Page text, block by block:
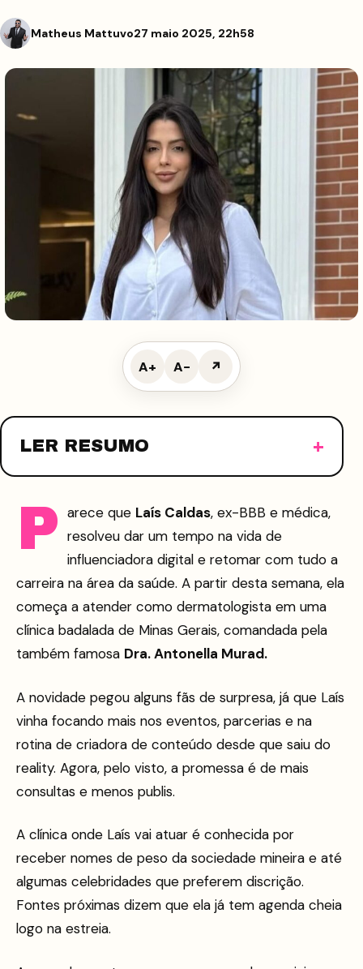
Matheus Mattuvo27 maio 2025, 22h58
A+ A− ↗
LER RESUMO
P arece que Laís Caldas, ex-BBB e médica,
resolveu dar um tempo na vida de
influenciadora digital e retomar com tudo a
carreira na área da saúde. A partir desta semana, ela
começa a atender como dermatologista em uma
clínica badalada de Minas Gerais, comandada pela
também famosa Dra. Antonella Murad.
A novidade pegou alguns fãs de surpresa, já que Laís
vinha focando mais nos eventos, parcerias e na
rotina de criadora de conteúdo desde que saiu do
reality. Agora, pelo visto, a promessa é de mais
consultas e menos publis.
A clínica onde Laís vai atuar é conhecida por
receber nomes de peso da sociedade mineira e até
algumas celebridades que preferem discrição.
Fontes próximas dizem que ela já tem agenda cheia
logo na estreia.